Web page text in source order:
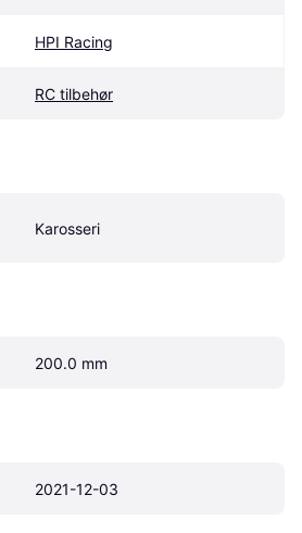
HPI Racing
RC tilbehør
Karosseri
200.0 mm
2021-12-03